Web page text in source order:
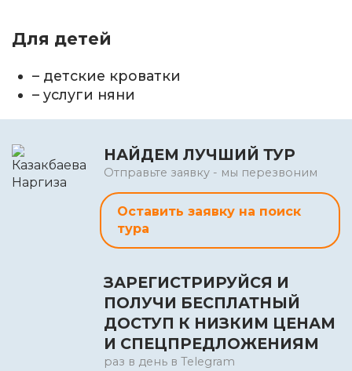
Для детей
– детские кроватки
– услуги няни
НАЙДЕМ ЛУЧШИЙ ТУР
Отправьте заявку - мы перезвоним
Оставить заявку на поиск
тура
ЗАРЕГИСТРИРУЙСЯ И
ПОЛУЧИ БЕСПЛАТНЫЙ
ДОСТУП К НИЗКИМ ЦЕНАМ
И СПЕЦПРЕДЛОЖЕНИЯМ
раз в день в Telegram